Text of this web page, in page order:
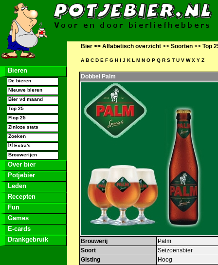
Bieren
De bieren
Nieuwe bieren
Bier vd maand
Top 25
Flop 25
Zinloze stats
Zoeken
Extra's
Brouwerijen
Over bier
Potjebier
Leden
Recepten
Fun
Games
E-cards
Drankgebruik
Bier >> Alfabetisch overzicht >> Soorten >> Top
A B C D E F G H I J K L M N O P Q R S T U V W X Y Z
Dobbel Palm
Brouwerij
Palm
Soort
Seizoensbier
Gisting
Hoog